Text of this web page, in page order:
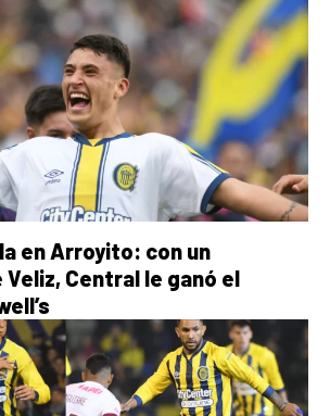
en Arroyito: con un
Veliz, Central le ganó el